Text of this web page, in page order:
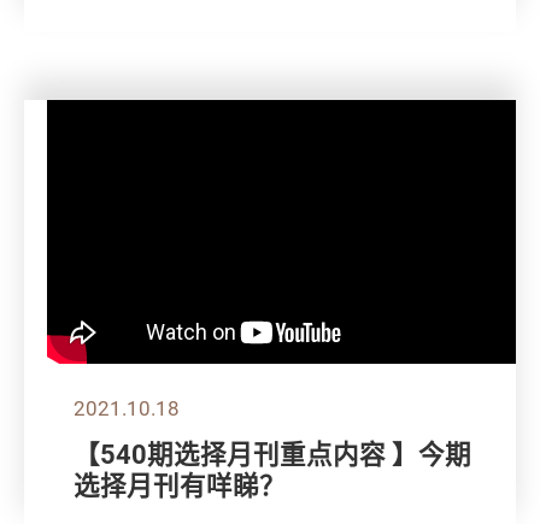
2021.10.18
【540期选择月刊重点内容 】今期
选择月刊有咩睇？